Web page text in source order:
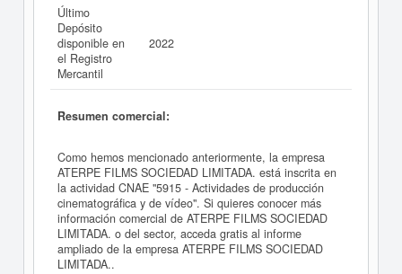
Último
Depósito
disponible en
el Registro
Mercantil
2022
Resumen comercial:
Como hemos mencionado anteriormente, la empresa
ATERPE FILMS SOCIEDAD LIMITADA. está inscrita en
la actividad CNAE "5915 - Actividades de producción
cinematográfica y de vídeo". Si quieres conocer más
información comercial de ATERPE FILMS SOCIEDAD
LIMITADA. o del sector, acceda gratis al informe
ampliado de la empresa ATERPE FILMS SOCIEDAD
LIMITADA..